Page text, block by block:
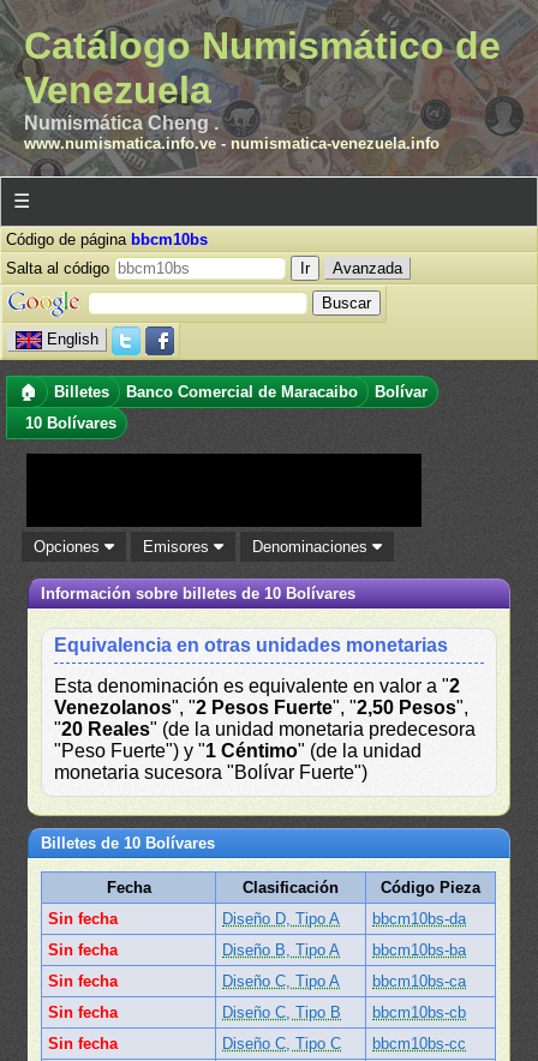
Catálogo Numismático de
Venezuela
Numismática Cheng .
www.numismatica.info.ve- numismatica-venezuela.info
☰
Código de página bbcm10bs
Salta al código
Avanzada
English
🏠 Billetes Banco Comercial de Maracaibo
Bolívar
10 Bolívares
Opciones Emisores Denominaciones
Información sobre billetes de 10 Bolívares
Equivalencia en otras unidades monetarias
Esta denominación es equivalente en valor a "2
Venezolanos", "2 Pesos Fuerte", "2,50 Pesos",
"20 Reales" (de la unidad monetaria predecesora
"Peso Fuerte") y "1 Céntimo" (de la unidad
monetaria sucesora "Bolívar Fuerte")
Billetes de 10 Bolívares
Fecha Clasificación
Código Pieza
Sin fecha
Diseño D, Tipo A
bbcm10bs-da
Sin fecha
Diseño B, Tipo A
bbcm10bs-ba
Sin fecha
Diseño C, Tipo A
bbcm10bs-ca
Sin fecha
Diseño C, Tipo B
bbcm10bs-cb
Sin fecha
Diseño C, Tipo C
bbcm10bs-cc